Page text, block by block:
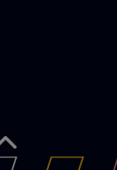
Anterior